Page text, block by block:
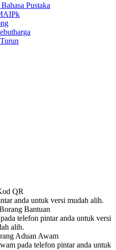
Pustaka
anda untuk versi mudah alih.
telefon pintar anda untuk versi
alih.
pada telefon pintar anda untuk